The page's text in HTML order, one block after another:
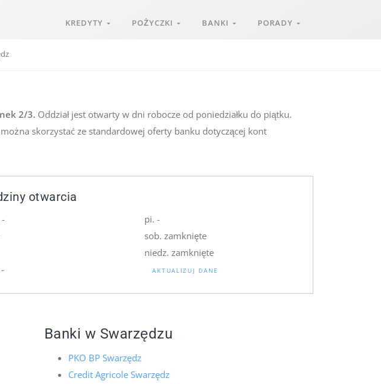
KREDYTY POŻYCZKI BANKI PORADY
2/3. Oddział jest otwarty w dni robocze od poniedziałku do piątku.
skorzystać ze standardowej oferty banku dotyczącej kont
otwarcia
pi. -
sob. zamknięte
niedz. zamknięte
AKTUALIZUJ DANE
Banki w Swarzędzu
PKO BP Swarzędz
Credit Agricole Swarzędz